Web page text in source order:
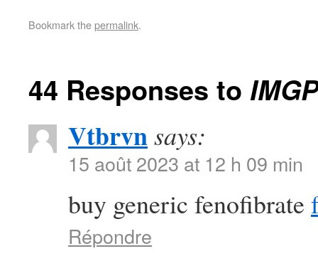
Bookmark thepermalink.
44 Responses to
Vtbrvnsays:
15 août 2023 at 12 h 09 min
buy generic fenofibrate
Répondre